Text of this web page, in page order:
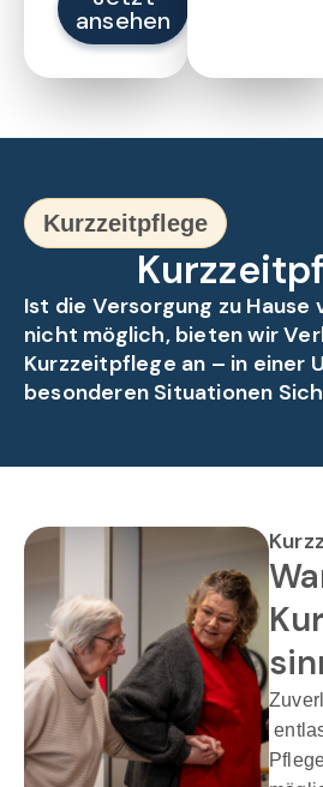
ansehen
Kurzzeitpflege
Ist die Versorgung zu
nicht möglich, bieten wir
Kurzzeitpflege an – in einer
besonderen Situationen